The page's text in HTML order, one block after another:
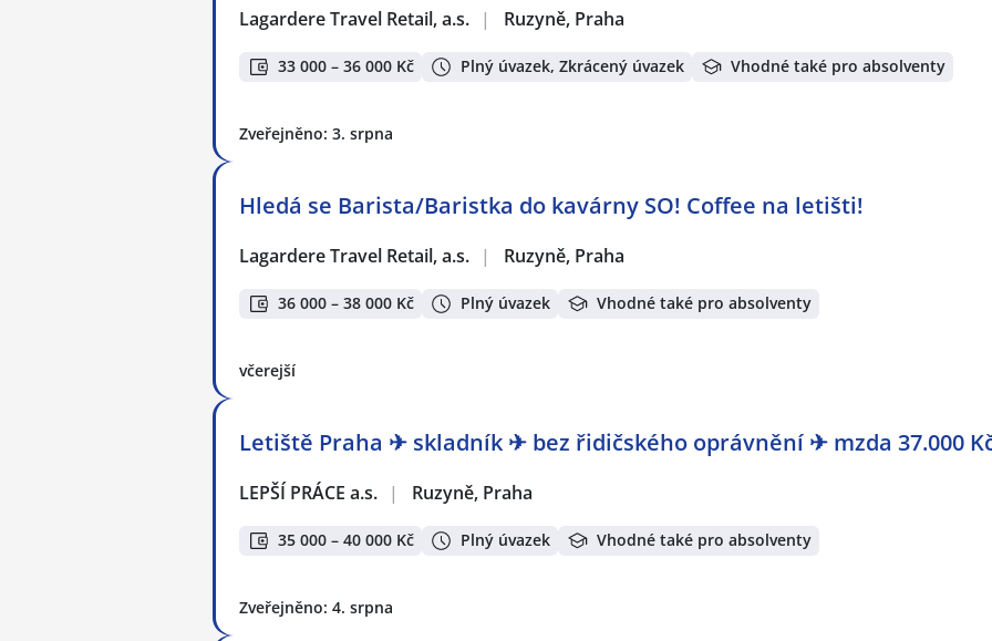
Lagardere Travel Retail, a.s. | Ruzyně, Praha
33 000 – 36 000 Kč Plný úvazek, Zkrácený úvazek Vhodné také pro absolventy
Zveřejněno: 3. srpna
Hledá se Barista/Baristka do kavárny SO! Coffee na letišti!
Lagardere Travel Retail, a.s. | Ruzyně, Praha
36 000 – 38 000 Kč Plný úvazek Vhodné také pro absolventy
včerejší
Letiště Praha ✈ skladník ✈ bez řidičského oprávnění ✈ mzda 37.000
LEPŠÍ PRÁCE a.s. | Ruzyně, Praha
35 000 – 40 000 Kč Plný úvazek Vhodné také pro absolventy
Zveřejněno: 4. srpna